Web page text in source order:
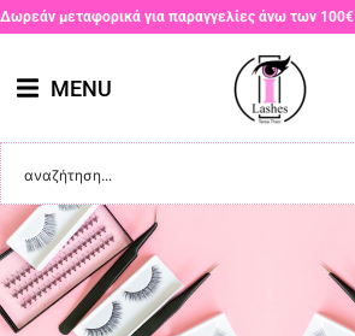
Δωρεάν μεταφορικά για παραγγελίες άνω των 100€
MENU